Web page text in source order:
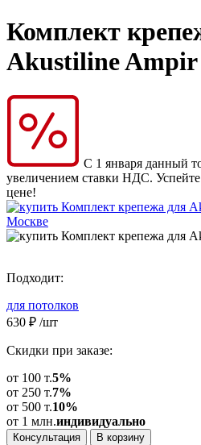
Комплект
Akustiline
С 1 января данный
увеличением ставки НДС. Успейте
цене!
Подходит:
для потолков
630 ₽ /шт
Скидки при заказе:
от 100 т.5%
от 250 т.7%
от 500 т.10%
от 1 млн.индивидуально
Консультация В корзину